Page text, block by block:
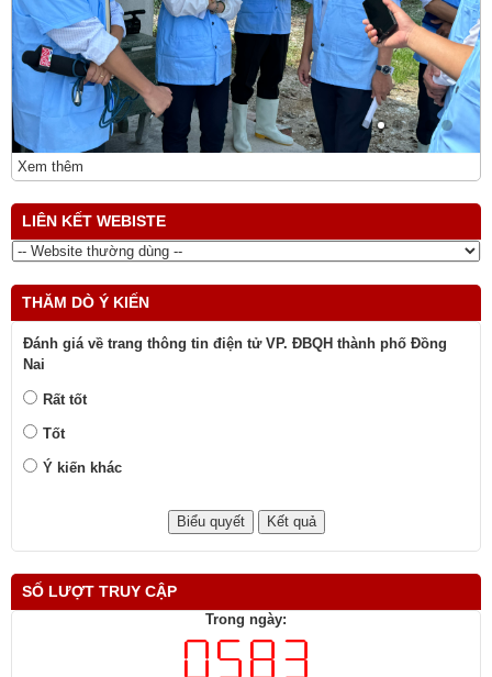
Xem thêm
LIÊN KẾT WEBISTE
THĂM DÒ Ý KIẾN
Đánh giá về trang thông tin điện tử VP. ĐBQH thành phố Đồng
Nai
Rất tốt
Tốt
Ý kiến khác
SỐ LƯỢT TRUY CẬP
Trong ngày: